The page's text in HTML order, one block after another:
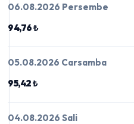
06.08.2026 Persembe
94,76 ₺
05.08.2026 Carsamba
95,42 ₺
04.08.2026 Sali